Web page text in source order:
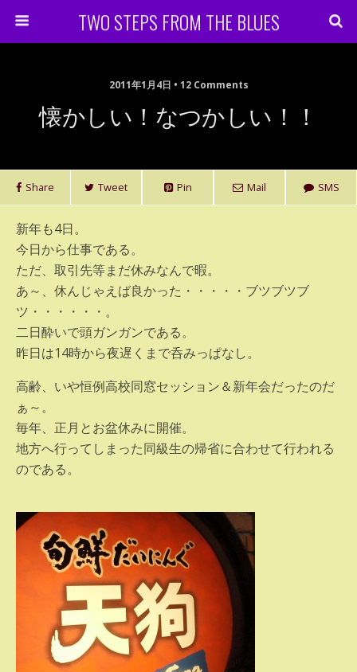
TWO STEPS FROM THE BLUES
2011年1月4日 • 12 Comments
懐かしい！なつかしい！！
Share Tweet Pin Mail SMS
新年も4日。
今日から仕事である。
ただ、取引先等まだ休みなんで暇。
あ～、休んじゃえば良かった・・・・・ブツブツブ
ツ・・・・・・。
二日酔いで頭ガンガンである。
昨日は14時から夜遅くまで呑みっぱなし。
高齢、いや恒例高校同窓セッション＆新年会だったのだ
ぁ～。
毎年、正月とお盆休みに開催。
地方へ行ってしまった同級生の帰省に合わせて行われる
のである。